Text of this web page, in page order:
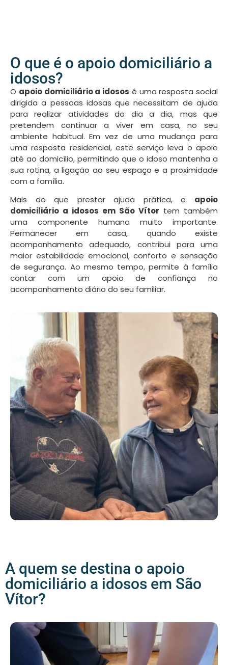
O que é o apoio domiciliário a
idosos?
O apoio domiciliário a idosos é uma resposta social
dirigida a pessoas idosas que necessitam de ajuda
para realizar atividades do dia a dia, mas que
pretendem continuar a viver em casa, no seu
ambiente habitual. Em vez de uma mudança para
uma resposta residencial, este serviço leva o apoio
até ao domicílio, permitindo que o idoso mantenha a
sua rotina, a ligação ao seu espaço e a proximidade
com a família.
Mais do que prestar ajuda prática, o apoio
domiciliário a idosos em São Vítor tem também
uma componente humana muito importante.
Permanecer em casa, quando existe
acompanhamento adequado, contribui para uma
maior estabilidade emocional, conforto e sensação
de segurança. Ao mesmo tempo, permite à família
contar com um apoio de confiança no
acompanhamento diário do seu familiar.
A quem se destina o apoio
domiciliário a idosos em São
Vítor?